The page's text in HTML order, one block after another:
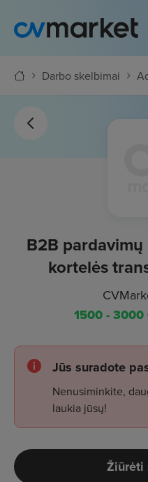
Darbo skelbimai
B2B pardavimų
kortelės
1500 - 3000
Jūs suradote
Nenusiminkite,
laukia jūsų!
Žiūrėti